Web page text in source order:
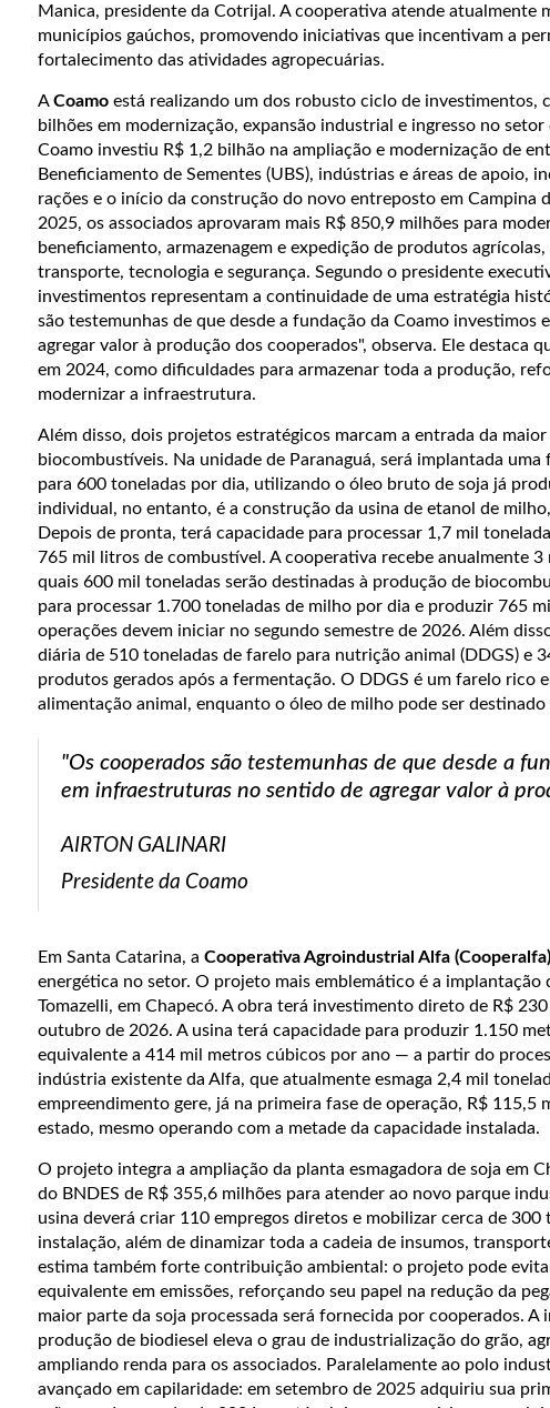
Manica, presidente da Cotrijal. A cooperativa atende atualmente
municípios gaúchos, promovendo iniciativas que incentivam a
fortalecimento das atividades agropecuárias.
ACoamo está realizando um dos robusto ciclo de investimentos,
bilhões em modernização, expansão industrial e ingresso no
Coamo investiu R$ 1,2 bilhão na ampliação e modernização de
Beneficiamento de Sementes (UBS), indústrias e áreas de apoio,
rações e o início da construção do novo entreposto em Campina
2025, os associados aprovaram mais R$ 850,9 milhões para
beneficiamento, armazenagem e expedição de produtos
transporte, tecnologia e segurança. Segundo o presidente
investimentos representam a continuidade de uma estratégia
são testemunhas de que desde a fundação da Coamo
agregar valor à produção dos cooperados", observa. Ele destaca
em 2024, como dificuldades para armazenar toda a produção,
modernizar a infraestrutura.
Além disso, dois projetos estratégicos marcam a entrada da
biocombustíveis. Na unidade de Paranaguá, será implantada
para 600 toneladas por dia, utilizando o óleo bruto de soja já
individual, no entanto, é a construção da usina de etanol de
Depois de pronta, terá capacidade para processar 1,7 mil
765 mil litros de combustível. A cooperativa recebe anualmente 3
quais 600 mil toneladas serão destinadas à produção de
para processar 1.700 toneladas de milho por dia e produzir 765
operações devem iniciar no segundo semestre de 2026. Além
diária de 510 toneladas de farelo para nutrição animal (DDGS) e
produtos gerados após a fermentação. O DDGS é um farelo rico
alimentação animal, enquanto o óleo de milho pode ser
"Os cooperados são testemunhas de que desde a
em infraestruturas no sentido de agregar valor à
AIRTON GALINARI
Presidente da Coamo
Em Santa Catarina, a Cooperativa Agroindustrial Alfa (Cooperalfa)
energética no setor. O projeto mais emblemático é a implantação
Tomazelli, em Chapecó. A obra terá investimento direto de R$
outubro de 2026. A usina terá capacidade para produzir 1.150
equivalente a 414 mil metros cúbicos por ano — a partir do
indústria existente da Alfa, que atualmente esmaga 2,4 mil
empreendimento gere, já na primeira fase de operação, R$ 115,5
estado, mesmo operando com a metade da capacidade instalada.
O projeto integra a ampliação da planta esmagadora de soja em
do BNDES de R$ 355,6 milhões para atender ao novo parque
usina deverá criar 110 empregos diretos e mobilizar cerca de
instalação, além de dinamizar toda a cadeia de insumos,
estima também forte contribuição ambiental: o projeto pode
equivalente em emissões, reforçando seu papel na redução da
maior parte da soja processada será fornecida por cooperados. A
produção de biodiesel eleva o grau de industrialização do grão,
ampliando renda para os associados. Paralelamente ao polo
avançado em capilaridade: em setembro de 2025 adquiriu sua